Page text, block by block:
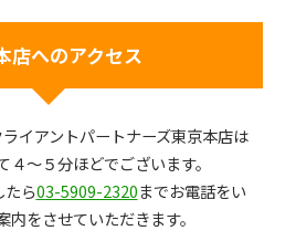
店へのアクセス
イアントパートナーズ東京本店は
４～５分ほどでございます。
ら03-5909-2320までお電話をい
内をさせていただきます。